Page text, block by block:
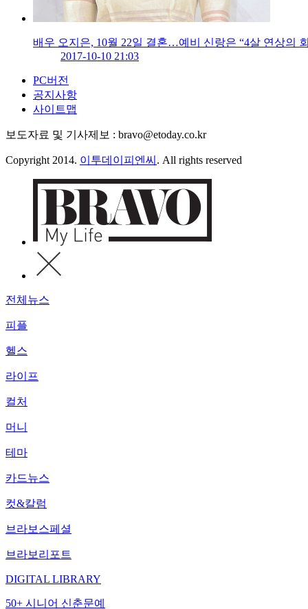
배우 오지은, 10월 22일 결혼…예비 신랑은 “4살 연상의
2017-10-10 21:03
PC버전
공지사항
사이트맵
보도자료 및 기사제보 : bravo@etoday.co.kr
Copyright 2014. 이투데이피엔씨 . All rights reserved
전체뉴스
피플
헬스
라이프
컬처
머니
테마
카드뉴스
컷&칼럼
브라보스페셜
브라보리포트
DIGITAL LIBRARY
50+ 시니어 신춘문예